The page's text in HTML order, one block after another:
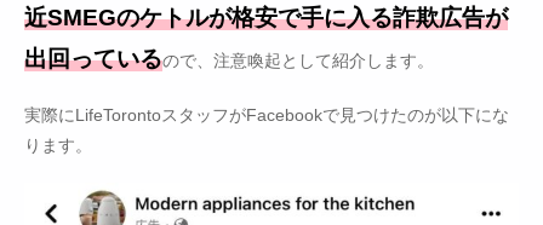
近SMEGのケトルが格安で手に入る詐欺広告が
出回っているので、注意喚起として紹介します。
実際にLifeTorontoスタッフがFacebookで見つけたのが以下にな
ります。